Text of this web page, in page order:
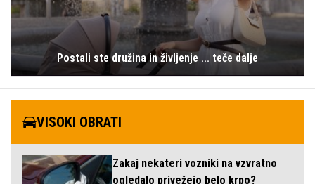
Postali ste družina in življenje ... teče dalje
VISOKI OBRATI
Zakaj nekateri vozniki na vzvratno
ogledalo privežejo belo krpo?